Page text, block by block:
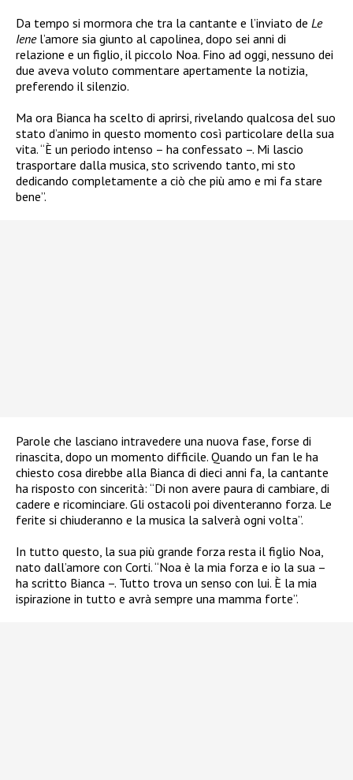
Da tempo si mormora che tra la cantante e l’inviato de Le
Ienel’amore sia giunto al capolinea, dopo sei anni di
relazione e un figlio, il piccolo Noa. Fino ad oggi, nessuno dei
due aveva voluto commentare apertamente la notizia,
preferendo il silenzio.
Ma ora Bianca ha scelto di aprirsi, rivelando qualcosa del suo
stato d’animo in questo momento così particolare della sua
vita. “È un periodo intenso – ha confessato –. Mi lascio
trasportare dalla musica, sto scrivendo tanto, mi sto
dedicando completamente a ciò che più amo e mi fa stare
bene”.
Parole che lasciano intravedere una nuova fase, forse di
rinascita, dopo un momento difficile. Quando un fan le ha
chiesto cosa direbbe alla Bianca di dieci anni fa, la cantante
ha risposto con sincerità: “Di non avere paura di cambiare, di
cadere e ricominciare. Gli ostacoli poi diventeranno forza. Le
ferite si chiuderanno e la musica la salverà ogni volta”.
In tutto questo, la sua più grande forza resta il figlio Noa,
nato dall’amore con Corti. “Noa è la mia forza e io la sua –
ha scritto Bianca –. Tutto trova un senso con lui. È la mia
ispirazione in tutto e avrà sempre una mamma forte”.